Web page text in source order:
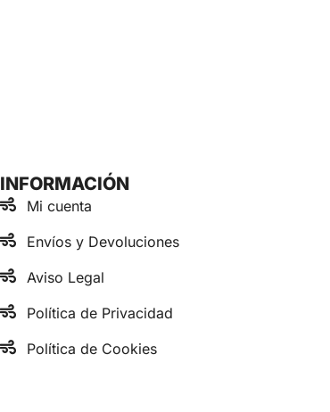
INFORMACIÓN
Mi cuenta
Envíos y Devoluciones
Aviso Legal
Política de Privacidad
Política de Cookies